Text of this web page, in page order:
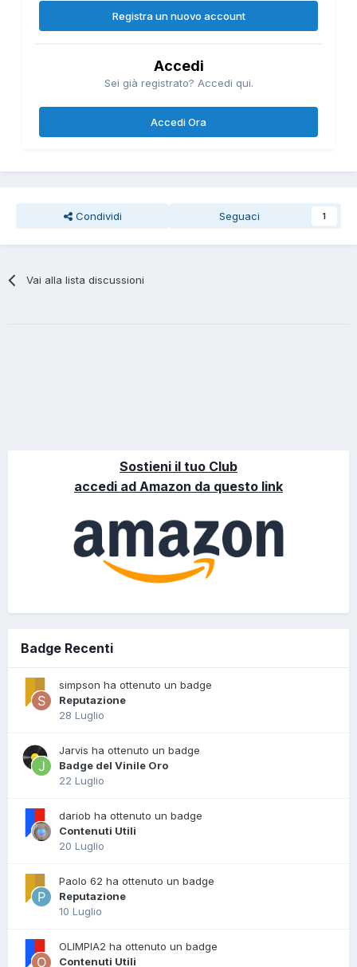
Registra un nuovo account
Accedi
Sei già registrato? Accedi qui.
Accedi Ora
Condividi Seguaci 1
Vai alla lista discussioni
Sostieni il tuo Club
accedi ad Amazon da questo link
Badge Recenti
simpson ha ottenuto un badge
Reputazione
28 Luglio
Jarvis ha ottenuto un badge
Badge del Vinile Oro
22 Luglio
dariob ha ottenuto un badge
Contenuti Utili
20 Luglio
Paolo 62 ha ottenuto un badge
Reputazione
10 Luglio
OLIMPIA2 ha ottenuto un badge
Contenuti Utili